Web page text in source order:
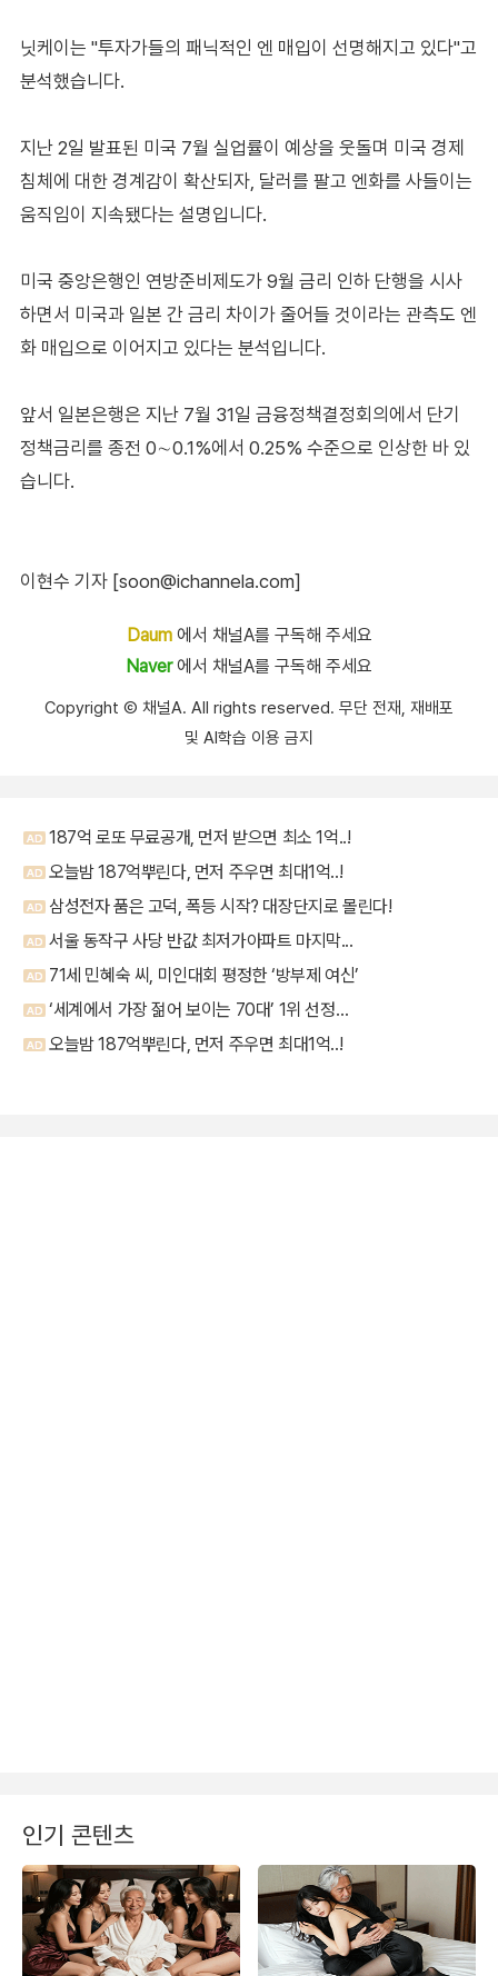
닛케이는 "투자가들의 패닉적인 엔 매입이 선명해지고 있다"고
분석했습니다.
지난 2일 발표된 미국 7월 실업률이 예상을 웃돌며 미국 경제
침체에 대한 경계감이 확산되자, 달러를 팔고 엔화를 사들이는
움직임이 지속됐다는 설명입니다.
미국 중앙은행인 연방준비제도가 9월 금리 인하 단행을 시사
하면서 미국과 일본 간 금리 차이가 줄어들 것이라는 관측도 엔
화 매입으로 이어지고 있다는 분석입니다.
앞서 일본은행은 지난 7월 31일 금융정책결정회의에서 단기
정책금리를 종전 0∼0.1%에서 0.25% 수준으로 인상한 바 있
습니다.
이현수 기자 [soon@ichannela.com]
Daum에서 채널A를 구독해 주세요
Naver에서 채널A를 구독해 주세요
Copyright Ⓒ 채널A. All rights reserved. 무단 전재, 재배포
및 AI학습 이용 금지
인기 콘텐츠